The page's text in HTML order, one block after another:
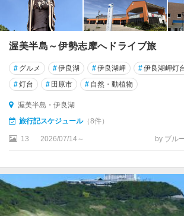
郡
・
良
・
西
篠
島
知
渥美半島～伊勢志摩へドライブ旅
# グルメ #伊良湖 #伊良湖岬 #伊良湖岬灯
#灯台 # 田原市 # 自然・動植物
渥美半島・伊良湖
旅行記スケジュール（8件）
13 2026/07/14～ by ブル